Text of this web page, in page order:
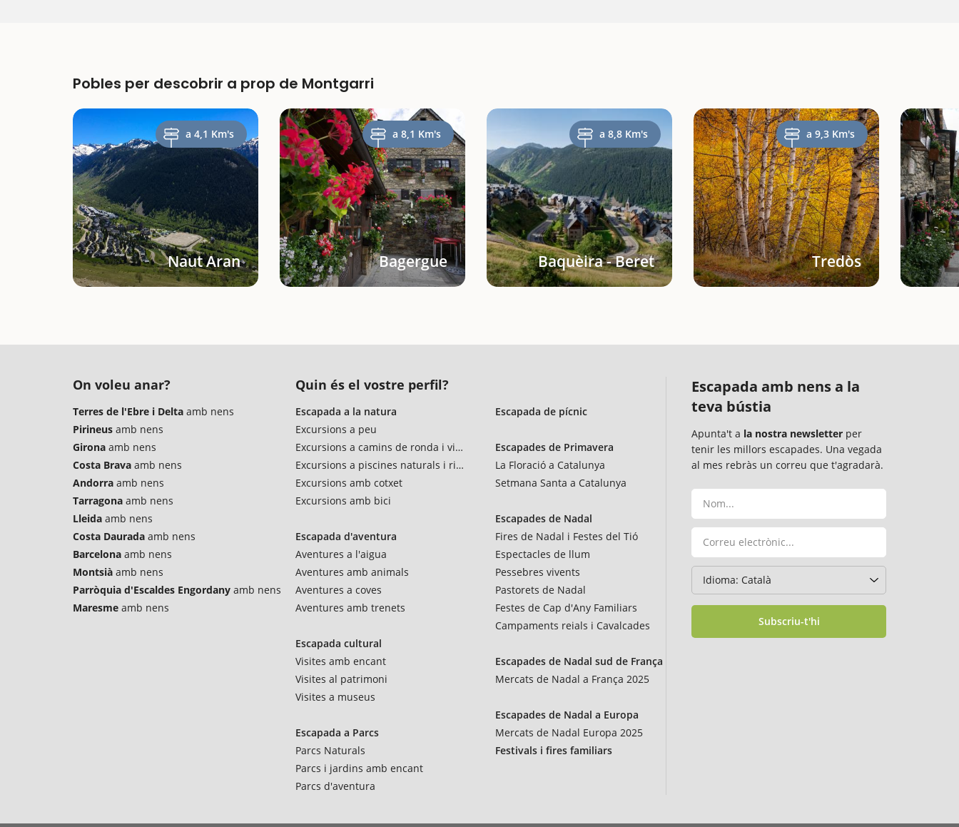
Pobles per descobrir a prop de Montgarri
a 4,1 Km's
Naut Aran
a 8,1 Km's
Bagergue
a 8,8 Km's
Baquèira - Beret
a 9,3 Km's
Tredòs
On voleu anar?
Terres de l'Ebre i Delta amb nens
Pirineus amb nens
Girona amb nens
Costa Brava amb nens
Andorra amb nens
Tarragona amb nens
Lleida amb nens
Costa Daurada amb nens
Barcelona amb nens
Montsià amb nens
Parròquia d'Escaldes Engordany amb nens
Maresme amb nens
Quin és el vostre perfil?
Escapada a la natura
Excursions a peu
Excursions a camins de ronda i vies verdes
Excursions a piscines naturals i rius
Excursions amb cotxet
Excursions amb bici
Escapada d'aventura
Aventures a l'aigua
Aventures amb animals
Aventures a coves
Aventures amb trenets
Escapada cultural
Visites amb encant
Visites al patrimoni
Visites a museus
Escapada a Parcs
Parcs Naturals
Parcs i jardins amb encant
Parcs d'aventura
Escapada de pícnic
Escapades de Primavera
La Floració a Catalunya
Setmana Santa a Catalunya
Escapades de Nadal
Fires de Nadal i Festes del Tió
Espectacles de llum
Pessebres vivents
Pastorets de Nadal
Festes de Cap d'Any Familiars
Campaments reials i Cavalcades
Escapades de Nadal sud de França
Mercats de Nadal a França 2025
Escapades de Nadal a Europa
Mercats de Nadal Europa 2025
Festivals i fires familiars
Escapada amb nens a la
teva bústia
Apunta't a la nostra newsletter per
tenir les millors escapades. Una vegada
al mes rebràs un correu que t'agradarà.
Subscriu-t'hi